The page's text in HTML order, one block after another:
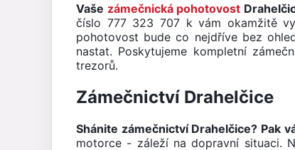
Vaše zámečnická pohotovost
číslo 777 323 707 k vám okamžitě
pohotovost bude co nejdříve bez
nastat. Poskytujeme kompletní
trezorů.
Zámečnictví Drahelčice
Shánite zámečnictví Drahelčice? Pak
motorce - záleží na dopravní situaci.